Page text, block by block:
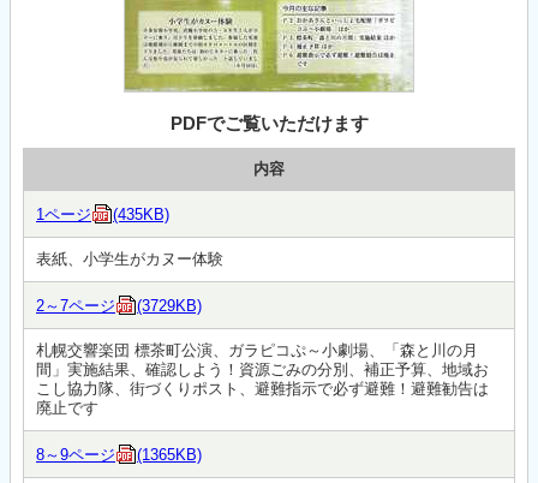
PDFでご覧いただけます
内容
1ページ (435KB)
表紙、小学生がカヌー体験
2～7ページ (3729KB)
札幌交響楽団 標茶町公演、ガラピコぷ～小劇場、「森と川の月
間」実施結果、確認しよう！資源ごみの分別、補正予算、地域お
こし協力隊、街づくりポスト、避難指示で必ず避難！避難勧告は
廃止です
8～9ページ (1365KB)